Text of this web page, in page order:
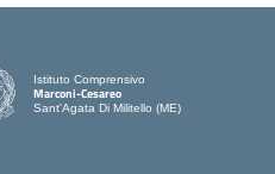
Istituto Comprensivo
Marconi-Cesareo
Sant'Agata Di Militello (ME)